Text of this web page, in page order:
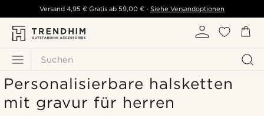
Suchen
Versand 4,95 € Gratis ab 59,00 € - Siehe Versandoptionen
Personalisierbare halsketten
mit gravur für herren